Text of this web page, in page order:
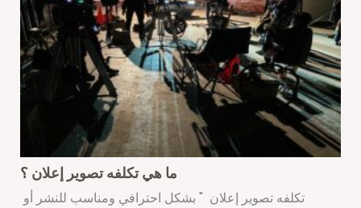
ما هي تكلفه تصوير إعلان ؟